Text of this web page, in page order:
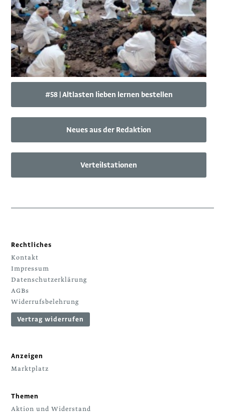
#58 | Altlasten lieben lernen bestellen
Neues aus der Redaktion
Verteilstationen
Rechtliches
Kontakt
Impressum
Datenschutzerklärung
AGBs
Widerrufsbelehrung
Vertrag widerrufen
Anzeigen
Marktplatz
Themen
Aktion und Widerstand